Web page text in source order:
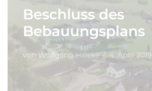
Beschluss des
Bebauungsplans
von Wolfgang Hilleke 4. April 2019